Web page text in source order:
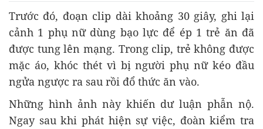
Trước đó, đoạn clip dài khoảng 30 giây, ghi lại
cảnh 1 phụ nữ dùng bạo lực để ép 1 trẻ ăn đã
được tung lên mạng. Trong clip, trẻ không được
mặc áo, khóc thét vì bị người phụ nữ kéo đầu
ngửa ngược ra sau rồi đổ thức ăn vào.
Những hình ảnh này khiến dư luận phẫn nộ.
Ngay sau khi phát hiện sự việc, đoàn kiểm tra